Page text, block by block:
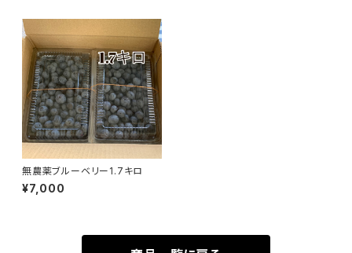
無農薬ブルーベリー1.7キロ
¥7,000